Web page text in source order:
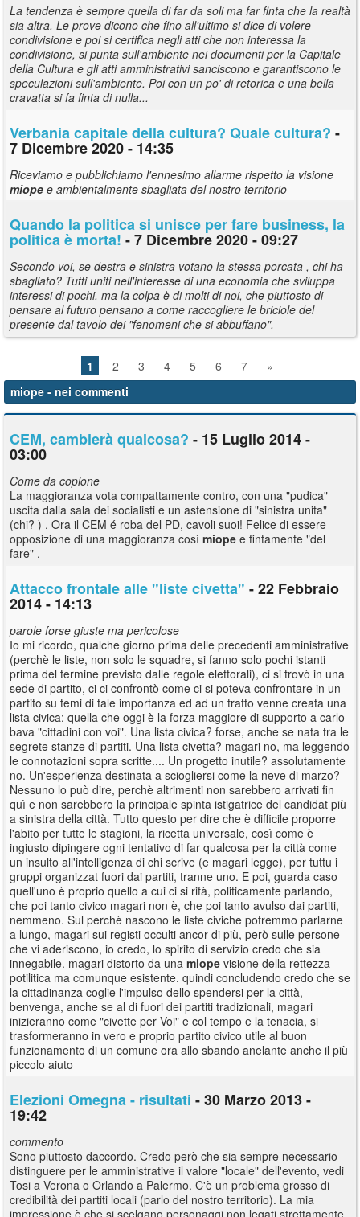
La tendenza è sempre quella di far da soli ma far finta che la realtà
sia altra. Le prove dicono che fino all'ultimo si dice di volere
condivisione e poi si certifica negli atti che non interessa la
condivisione, si punta sull'ambiente nei documenti per la Capitale
della Cultura e gli atti amministrativi sanciscono e garantiscono le
speculazioni sull'ambiente. Poi con un po' di retorica e una bella
cravatta si fa finta di nulla...
Verbania capitale della cultura? Quale cultura? -
7 Dicembre 2020 - 14:35
Riceviamo e pubblichiamo l'ennesimo allarme rispetto la visione
miope e ambientalmente sbagliata del nostro territorio
Quando la politica si unisce per fare business, la
politica è morta! - 7 Dicembre 2020 - 09:27
Secondo voi, se destra e sinistra votano la stessa porcata , chi ha
sbagliato? Tutti uniti nell'interesse di una economia che sviluppa
interessi di pochi, ma la colpa è di molti di noi, che piuttosto di
pensare al futuro pensano a come raccogliere le briciole del
presente dal tavolo dei "fenomeni che si abbuffano".
1 2 3 4 5 6 7
»
miope - nei commenti
CEM, cambierà qualcosa? - 15 Luglio 2014 -
03:00
Come da copione
La maggioranza vota compattamente contro, con una "pudica"
uscita dalla sala dei socialisti e un astensione di "sinistra unita"
(chi? ) . Ora il CEM é roba del PD, cavoli suoi! Felice di essere
opposizione di una maggioranza così miope e fintamente "del
fare" .
Attacco frontale alle "liste civetta" - 22 Febbraio
2014 - 14:13
parole forse giuste ma pericolose
Io mi ricordo, qualche giorno prima delle precedenti amministrative
(perchè le liste, non solo le squadre, si fanno solo pochi istanti
prima del termine previsto dalle regole elettorali), ci si trovò in una
sede di partito, ci ci confrontò come ci si poteva confrontare in un
partito su temi di tale importanza ed ad un tratto venne creata una
lista civica: quella che oggi è la forza maggiore di supporto a carlo
bava "cittadini con voi". Una lista civica? forse, anche se nata tra le
segrete stanze di partiti. Una lista civetta? magari no, ma leggendo
le connotazioni sopra scritte.... Un progetto inutile? assolutamente
no. Un'esperienza destinata a sciogliersi come la neve di marzo?
Nessuno lo può dire, perchè altrimenti non sarebbero arrivati fin
quì e non sarebbero la principale spinta istigatrice del candidat più
a sinistra della città. Tutto questo per dire che è difficile proporre
l'abito per tutte le stagioni, la ricetta universale, così come è
ingiusto dipingere ogni tentativo di far qualcosa per la città come
un insulto all'intelligenza di chi scrive (e magari legge), per tuttu i
gruppi organizzat fuori dai partiti, tranne uno. E poi, guarda caso
quell'uno è proprio quello a cui ci si rifà, politicamente parlando,
che poi tanto civico magari non è, che poi tanto avulso dai partiti,
nemmeno. Sul perchè nascono le liste civiche potremmo parlarne
a lungo, magari sui registi occulti ancor di più, però sulle persone
che vi aderiscono, io credo, lo spirito di servizio credo che sia
innegabile. magari distorto da una miope visione della rettezza
potilitica ma comunque esistente. quindi concludendo credo che se
la cittadinanza coglie l'impulso dello spendersi per la città,
benvenga, anche se al di fuori dei partiti tradizionali, magari
inizieranno come "civette per Voi" e col tempo e la tenacia, si
trasformeranno in vero e proprio partito civico utile al buon
funzionamento di un comune ora allo sbando anelante anche il più
piccolo aiuto
Elezioni Omegna - risultati - 30 Marzo 2013 -
19:42
commento
Sono piuttosto daccordo. Credo però che sia sempre necessario
distinguere per le amministrative il valore "locale" dell'evento, vedi
Tosi a Verona o Orlando a Palermo. C'è un problema grosso di
credibilità dei partiti locali (parlo del nostro territorio). La mia
impressione è che si scelgano personaggi non legati strettamente